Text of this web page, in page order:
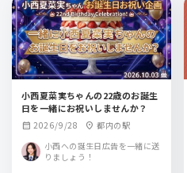
小西夏菜実ちゃんの22歳のお誕生
日を一緒にお祝いしませんか？
calendar_month 2026/9/28 location_on 都内の駅
小西への誕生日広告を一緒に送
りましょう！